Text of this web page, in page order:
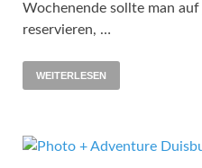
Wochenende sollte man auf
reservieren, …
WEITERLESEN